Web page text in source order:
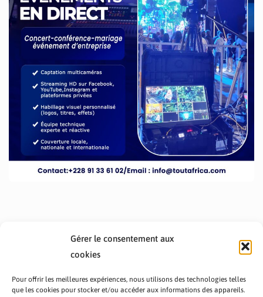
Gérer le consentement aux
cookies
Pour offrir les meilleures expériences, nous utilisons des technologies telles
que les cookies pour stocker et/ou accéder aux informations des appareils.